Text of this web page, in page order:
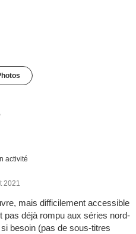
activité
2021
mais difficilement accessible
pas déjà rompu aux séries nord-
besoin (pas de sous-titres